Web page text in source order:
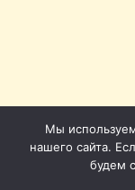
Мы
нашего сайта.
будем